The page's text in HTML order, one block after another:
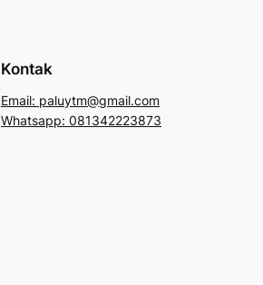
Kontak
Email: paluytm@gmail.com
Whatsapp: 081342223873